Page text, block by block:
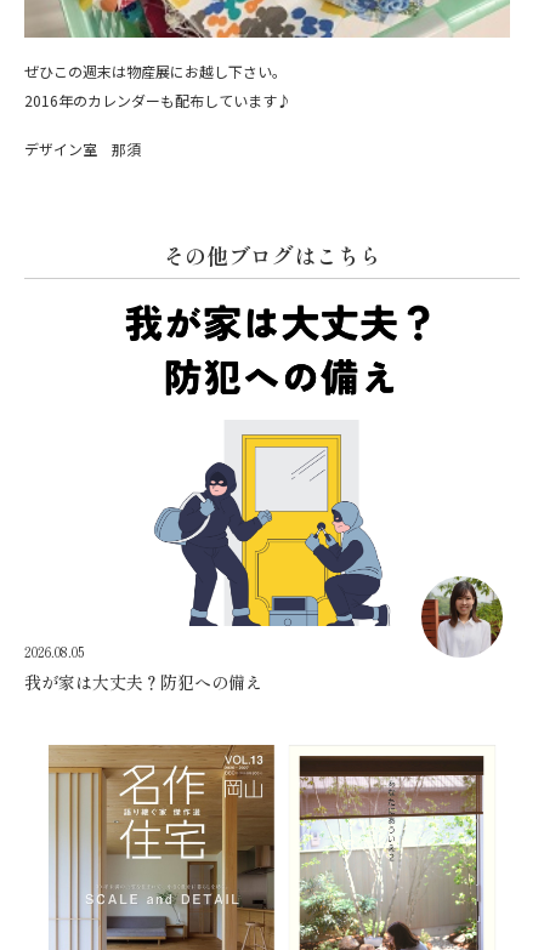
ぜひこの週末は物産展にお越し下さい。
2016年のカレンダーも配布しています♪
デザイン室 那須
その他ブログはこちら
2026.08.05
我が家は大丈夫？防犯への備え